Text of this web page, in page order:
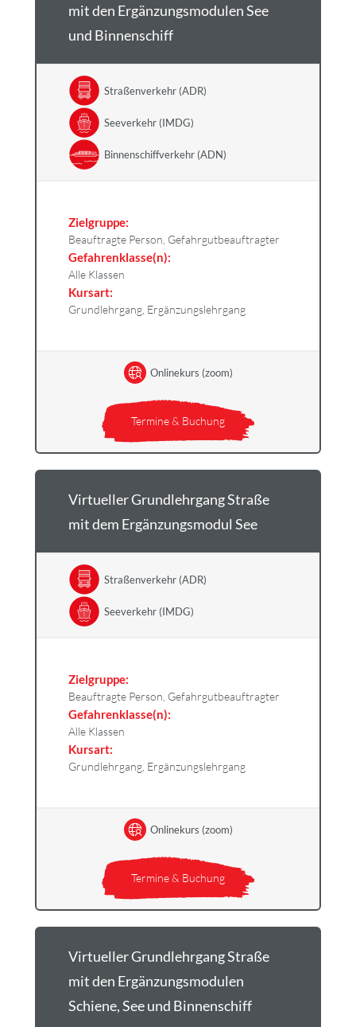
mit den Ergänzungsmodulen See
und Binnenschiff
Straßenverkehr (ADR)
Seeverkehr (IMDG)
Binnenschiffverkehr (ADN)
Zielgruppe:
Beauftragte Person, Gefahrgutbeauftragter
Gefahrenklasse(n):
Alle Klassen
Kursart:
Grundlehrgang, Ergänzungslehrgang
Termine & Buchung
Onlinekurs (zoom)
Virtueller Grundlehrgang Straße
mit dem Ergänzungsmodul See
Straßenverkehr (ADR)
Seeverkehr (IMDG)
Zielgruppe:
Beauftragte Person, Gefahrgutbeauftragter
Gefahrenklasse(n):
Alle Klassen
Kursart:
Grundlehrgang, Ergänzungslehrgang
Termine & Buchung
Onlinekurs (zoom)
Virtueller Grundlehrgang Straße
mit den Ergänzungsmodulen
Schiene, See und Binnenschiff